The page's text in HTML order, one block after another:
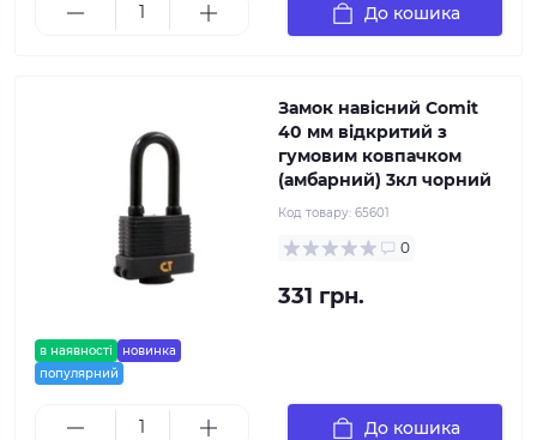
До кошика
в наявності
новинка
популярний
Замок навісний Comit
40 мм відкритий з
гумовим ковпачком
(амбарний) 3кл чорний
Код товару: 65601
0
331 грн.
До кошика